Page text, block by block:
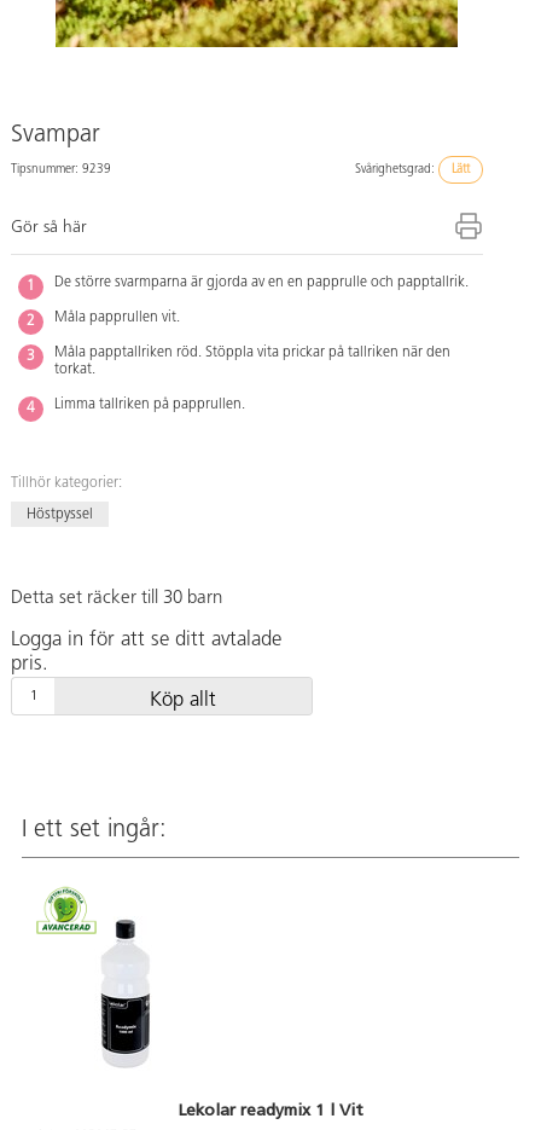
Svampar
Tipsnummer: 9239 Svårighetsgrad: Lätt
Gör så här
De större svarmparna är gjorda av en en papprulle och papptallrik.
Måla papprullen vit.
Måla papptallriken röd. Stöppla vita prickar på tallriken när den
torkat.
Limma tallriken på papprullen.
Tillhör kategorier:
Höstpyssel
Detta set räcker till 30 barn
Logga in för att se ditt avtalade
pris.
Köp allt
I ett set ingår:
Lekolar readymix 1 l Vit